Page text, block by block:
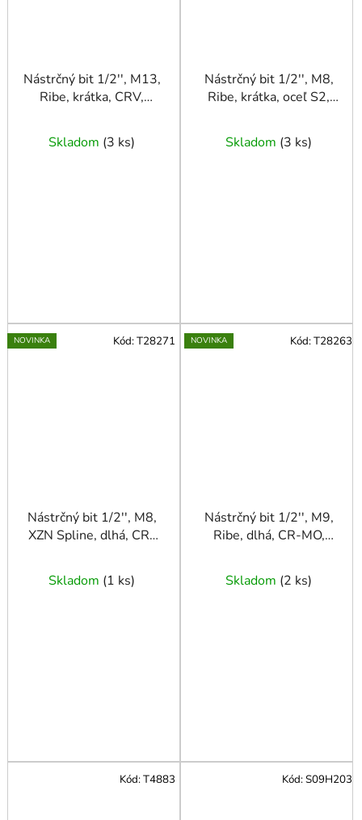
Nástrčný bit 1/2'', M13,
Ribe, krátka, CRV,
Skladom (3 ks)
Nástrčný bit 1/2'', M8,
Ribe, krátka, oceľ S2,
Skladom (3 ks)
NOVINKA
Nástrčný bit 1/2'', M8,
XZN Spline, dlhá, CR-
Skladom (1 ks)
Kód:T28271 NOVINKA
Nástrčný bit 1/2'', M9,
Ribe, dlhá, CR-MO,
Skladom (2 ks)
Kód:T28263
Kód:T4883 Kód:S09H203